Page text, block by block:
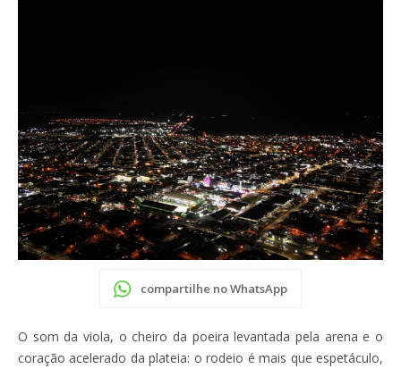
compartilhe no WhatsApp
O som da viola, o cheiro da poeira levantada pela arena e o
coração acelerado da plateia: o rodeio é mais que espetáculo,